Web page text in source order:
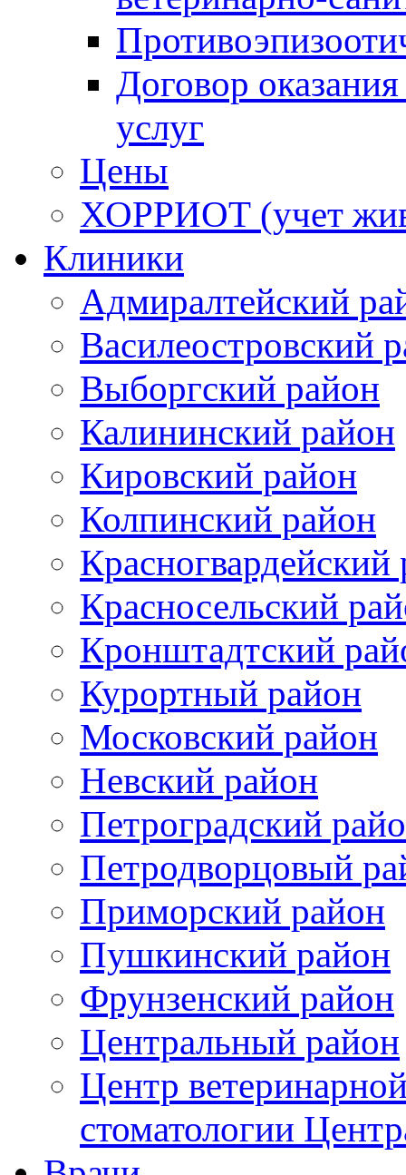
Договор
услуг
Цены
ХОРРИОТ (учет
Клиники
Адмиралтейский
Василеостровский
Выборгский район
Калининский район
Кировский район
Колпинский район
Красногвардейский
Красносельский
Кронштадтский
Курортный район
Московский район
Невский район
Петроградский
Петродворцовый
Приморский район
Пушкинский район
Фрунзенский район
Цeнтральный район
Центр
стоматологии